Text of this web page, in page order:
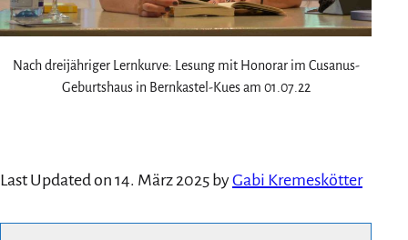
Nach dreijähriger Lernkurve: Lesung mit Honorar im Cusanus-
Geburtshaus in Bernkastel-Kues am 01.07.22
Last Updated on 14. März 2025 byGabi Kremeskötter